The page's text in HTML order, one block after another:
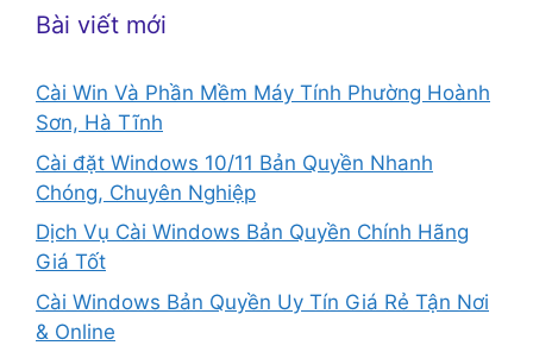
Bài viết mới
Cài Win Và Phần Mềm Máy Tính Phường Hoành
Sơn, Hà Tĩnh
Cài đặt Windows 10/11 Bản Quyền Nhanh
Chóng, Chuyên Nghiệp
Dịch Vụ Cài Windows Bản Quyền Chính Hãng
Giá Tốt
Cài Windows Bản Quyền Uy Tín Giá Rẻ Tận Nơi
& Online